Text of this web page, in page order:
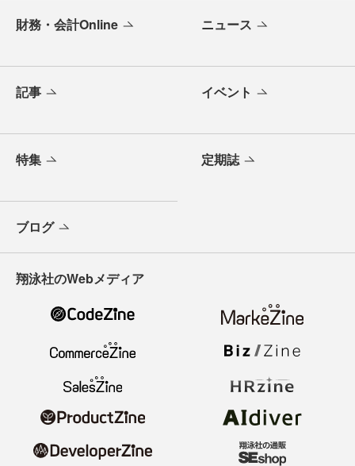
財務・会計Online ニュース
記事 イベント
特集 定期誌
ブログ
翔泳社のWebメディア